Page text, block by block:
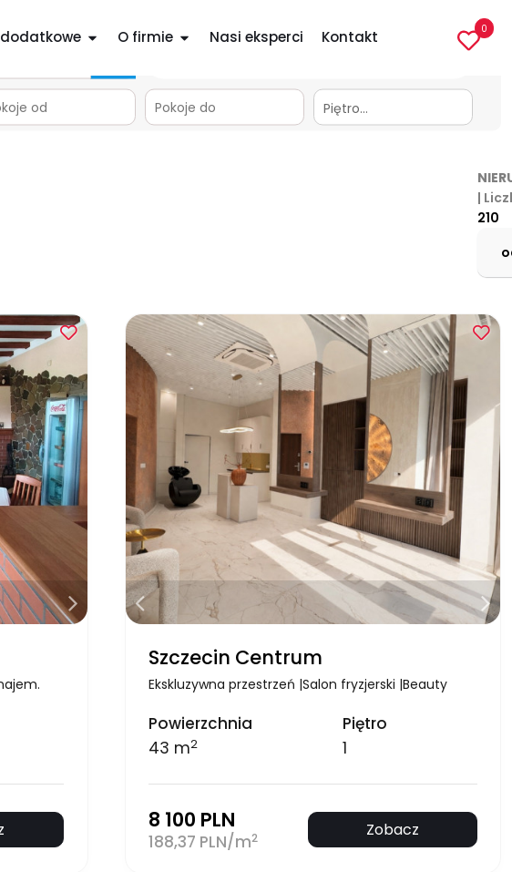
dodatkowe O firmie Nasi eksperci Kontakt 0
mapa
Piętro…
|
210
Szczecin Centrum
Ekskluzywna przestrzeń |Salon fryzjerski |Beauty
Powierzchnia
43 m2
Piętro
1
8 100 PLN
188,37 PLN/m2 Zobacz